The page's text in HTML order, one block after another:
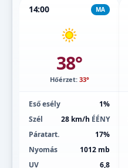
14:00 MA
38°
Hőérzet: 33°
Eső esély
1%
Szél
28 km/h ÉÉNY
Páratart.
17%
Nyomás
1012 mb
UV
6,8